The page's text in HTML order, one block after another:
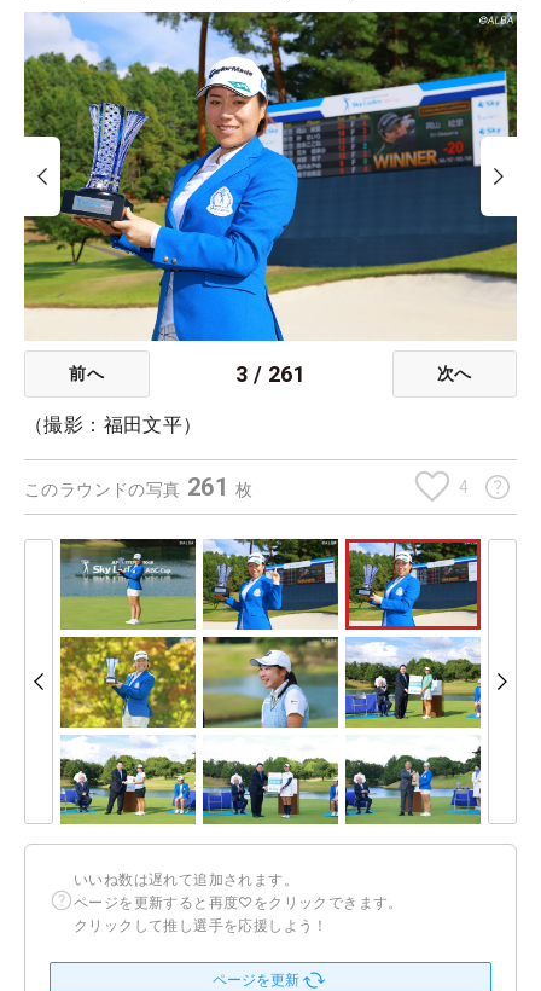
前へ 3 / 261 次へ
（撮影：福田文平）
このラウンドの写真 261 枚 4
いいね数は遅れて追加されます。
ページを更新すると再度♡をクリックできます。
クリックして推し選手を応援しよう！
ページを更新